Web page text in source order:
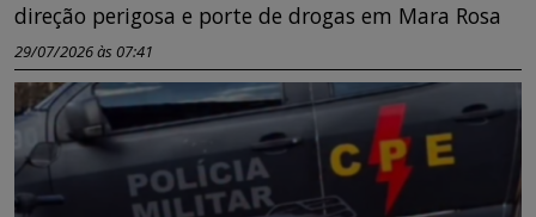
direção perigosa e porte de drogas em Mara Rosa
29/07/2026 às 07:41